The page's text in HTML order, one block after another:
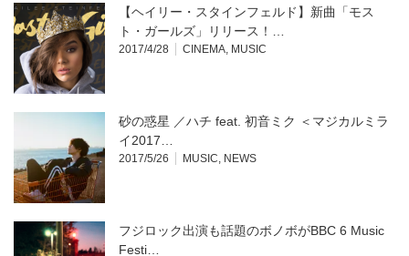
ウ
で
開
き
ま
す)
い
(新
し
い
ウ
ィ
ン
ド
ウ
開
す)
【ヘイリー・スタインフェルド】新曲「モス
ト・ガールズ」リリース！…
2017/4/28 CINEMA, MUSIC
砂の惑星 ／ハチ feat. 初音ミク ＜マジカルミラ
イ2017…
2017/5/26 MUSIC, NEWS
フジロック出演も話題のボノボがBBC 6 Music
Festi…